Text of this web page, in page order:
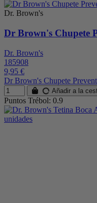
Dr. Brown's
Dr Brown's Chupete
Dr. Brown's
185908
9,95 €
Dr Brown's Chupete
Añadir a la
Puntos Trébol: 0.9